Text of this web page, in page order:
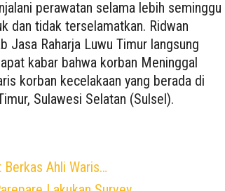
perawatan selama lebih seminggu
dan tidak terselamatkan. Ridwan
Jasa Raharja Luwu Timur langsung
kabar bahwa korban Meninggal
korban kecelakaan yang berada di
Sulawesi Selatan (Sulsel).
Ahli Waris…